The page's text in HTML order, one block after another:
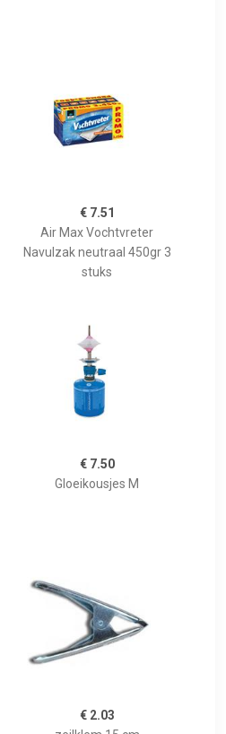
€ 7.51
Air Max Vochtvreter
Navulzak neutraal 450gr 3
stuks
€ 7.50
Gloeikousjes M
€ 2.03